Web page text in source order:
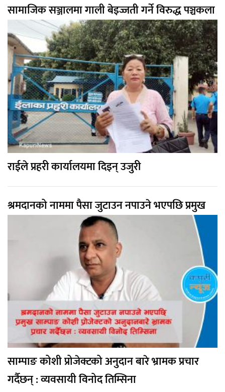
सामाजिक सञ्जालमा गाली बेइज्जती गर्ने विरुद्ध पञ्चकला
राईले प्रहरी कार्यालयमा दिइन् उजुरी
श्रमदानको नाममा पैसा जुटाउन नपाउने भएपछि प्रमुख
साम्पाङ कोशी प्रोजेक्टको अनुदान बारे भ्रामक प्रचार
गर्दैछन् : व्यवसायी विनोद तिम्सिना